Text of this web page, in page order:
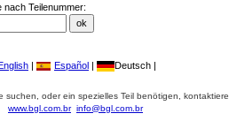
nach Teilenummer:
| Español | Deutsch |
suchen, oder ein spezielles Teil benötigen,
www.bgl.com.br info@bgl.com.br